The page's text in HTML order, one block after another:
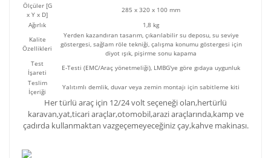
Ölçüler [G
x Y x D]
285 x 320 x 100 mm
Ağırlık
1,8 kg
Kalite
Özellikleri
Yerden kazandıran tasarım, çıkarılabilir su deposu, su seviye
göstergesi, sağlam röle tekniği, çalışma konumu göstergesi için
diyot ışık, pişirme sonu kapama
Test
İşareti
E-Testi (EMC/Araç yönetmeliği), LMBG'ye göre gıdaya uygunluk
Teslim
İçeriği
Yalıtımlı demlik, duvar veya zemin montajı için sabitleme kiti
Her türlü araç için 12/24 volt seçeneği olan,hertürlü
karavan,yat,ticari araçlar,otomobil,arazi araçlarında,kamp ve
çadırda kullanmaktan vazgeçemeyeceğiniz çay,kahve makinası.